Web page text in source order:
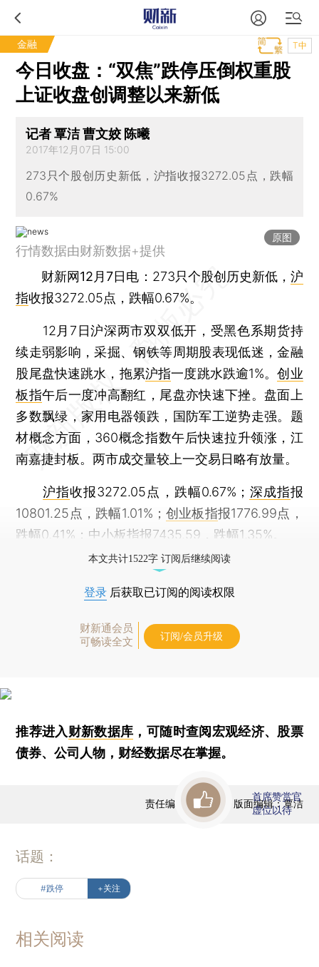
金融 T中
今日收盘：“双焦”跌停压倒权重股
上证收盘创调整以来新低
记者 覃洁 曹文姣 陈曦
2017年12月07日 15:00
273只个股创历史新低，沪指收报3272.05点，跌幅
0.67%
原图
行情数据由财新数据+提供
财新网12月7日电 ：273只个股创历史新低， 沪
指收报3272.05点，跌幅0.67%。
12月7日沪深两市双双低开，受黑色系期货持
续走弱影响，采掘、钢铁等周期股表现低迷，金融
股尾盘快速跳水，拖累沪指一度跳水跌逾1%。创业
板指午后一度冲高翻红，尾盘亦快速下挫。盘面上
多数飘绿，家用电器领跌，国防军工逆势走强。题
材概念方面，360概念指数午后快速拉升领涨，江
南嘉捷封板。两市成交量较上一交易日略有放量。
沪指收报3272.05点，跌幅0.67%； 深成指报
10801.25点，跌幅1.01%； 创业板指报1776.99点，
跌幅0.41%； 中小板指报7435.59，跌幅1.35%。
本文共计1522字 订阅后继续阅读
登录 后获取已订阅的阅读权限
财新通会员
可畅读全文
订阅/会员升级
推荐进入财新数据库 ，可随时查阅宏观经济、股票
债券、公司人物，财经数据尽在掌握。
责任编辑：曹文姣 | 版面编辑：覃洁
首席赞赏官
虚位以待
话题：
#跌停 +关注
相关阅读